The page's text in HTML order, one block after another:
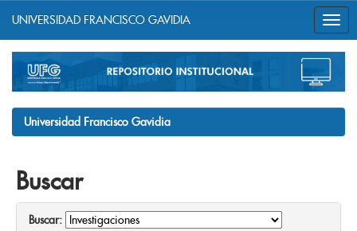
navigation
UNIVERSIDAD FRANCISCO GAVIDIA
Universidad Francisco Gavidia
Buscar
Buscar: